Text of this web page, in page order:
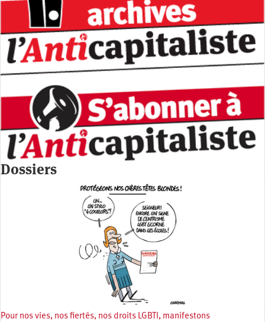
Dossiers
Pour nos vies, nos fiertés, nos droits LGBTI, manifestons